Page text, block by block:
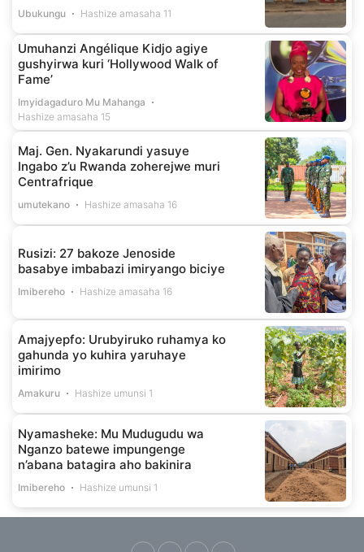
Ubukungu Hashize amasaha 11
Umuhanzi Angélique Kidjo agiye
gushyirwa kuri ‘Hollywood Walk of
Fame’
Imyidagaduro Mu Mahanga
Hashize amasaha 15
Maj. Gen. Nyakarundi yasuye
Ingabo z’u Rwanda zoherejwe muri
Centrafrique
umutekano Hashize amasaha 16
Rusizi: 27 bakoze Jenoside
basabye imbabazi imiryango biciye
Imibereho Hashize amasaha 16
Amajyepfo: Urubyiruko ruhamya ko
gahunda yo kuhira yaruhaye
imirimo
Amakuru Hashize umunsi 1
Nyamasheke: Mu Mudugudu wa
Nganzo batewe impungenge
n’abana batagira aho bakinira
Imibereho Hashize umunsi 1